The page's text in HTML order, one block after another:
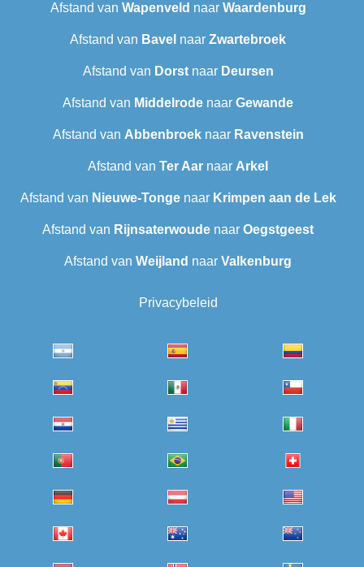
Afstand van Wapenveld naar Waardenburg
Afstand van Bavel naar Zwartebroek
Afstand van Dorstnaar Deursen
Afstand van Middelrode naar Gewande
Afstand van Abbenbroeknaar Ravenstein
Afstand van Ter Aar naar Arkel
Afstand van Nieuwe-Tongenaar Krimpen aan de Lek
Afstand van Rijnsaterwoude naar Oegstgeest
Afstand van Weijland naar Valkenburg
Privacybeleid